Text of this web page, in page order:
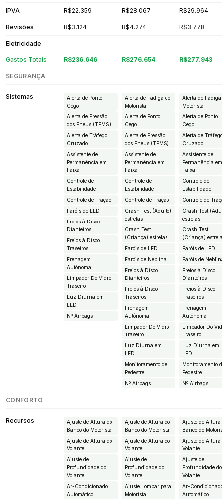
IPVA R$22.359 R$28.067 R$29.964
Revisões R$3.124 R$4.274 R$3.778
Eletricidade
Gastos Totais R$236.646 R$276.654 R$277.943
SEGURANÇA
Sistemas
Alerta de Ponto
Cego
Alerta de Pressão
dos Pneus (TPMS)
Alerta de Tráfego
Cruzado
Assistente de
Permanência em
Faixa
Controle de
Estabilidade
Controle de Tração
Faróis de LED
Freios à Disco
Dianteiros
Freios à Disco
Traseiros
Frenagem
Autônoma
Limpador Do Vidro
Traseiro
Luz Diurna em
LED
Nº Airbags
Alerta de Fadiga do
Motorista
Alerta de Ponto
Cego
Alerta de Pressão
dos Pneus (TPMS)
Assistente de
Permanência em
Faixa
Controle de
Estabilidade
Controle de Tração
Crash Test (Adulto)
estrelas
Crash Test
(Criança) estrelas
Faróis de LED
Faróis de Neblina
Freios à Disco
Dianteiros
Freios à Disco
Traseiros
Frenagem
Autônoma
Limpador Do Vidro
Traseiro
Luz Diurna em
LED
Monitoramento de
Pedestre
Nº Airbags
Alerta de Fadiga
Motorista
Alerta de Ponto
Cego
Alerta de
Cruzado
Assistente de
Permanência em
Faixa
Controle de
Estabilidade
Controle de
Crash Test
estrelas
Crash Test
(Criança)
Faróis de LED
Faróis de
Freios à Disco
Dianteiros
Freios à Disco
Traseiros
Frenagem
Autônoma
Limpador Do
Traseiro
Luz Diurna em
LED
Monitoramento
Pedestre
Nº Airbags
CONFORTO
Recursos
Ajuste de Altura do
Banco do Motorista
Ajuste de Altura do
Volante
Ajuste de
Profundidade do
Volante
Ar-Condicionado
Automático
Ajuste de Altura do
Banco do Motorista
Ajuste de Altura do
Volante
Ajuste de
Profundidade do
Volante
Ajuste Lombar para
Motorista
Ajuste de Altura
Banco do
Ajuste de Altura
Volante
Ajuste de
Profundidade do
Volante
Ar-
Automático